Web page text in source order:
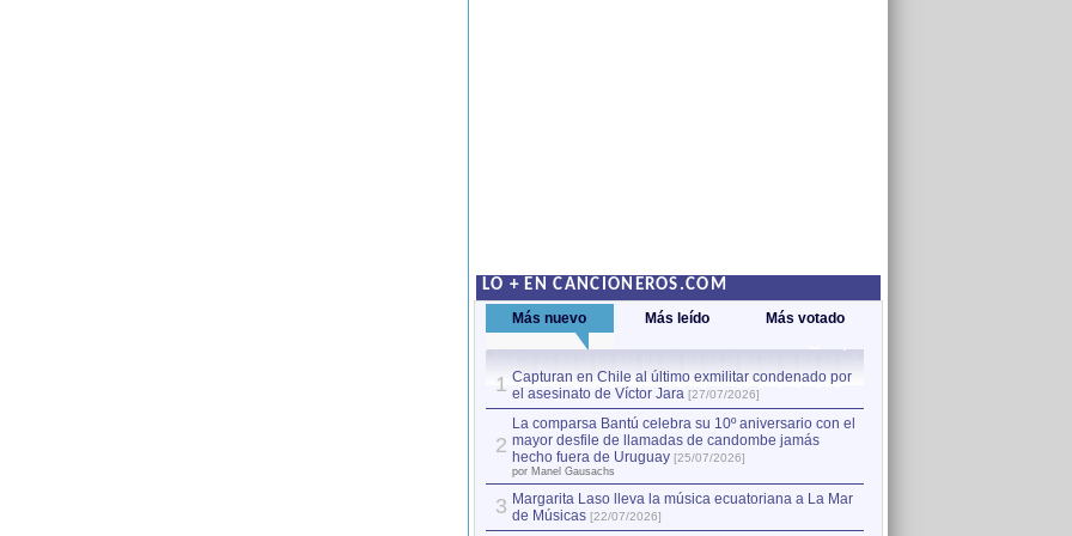
LO + EN CANCIONEROS.COM
Más nuevo Más leído Más votado
1 Capturan en Chile al último exmilitar condenado por
el asesinato de Víctor Jara [27/07/2026]
2
La comparsa Bantú celebra su 10º aniversario con el
mayor desfile de llamadas de candombe jamás
hecho fuera de Uruguay [25/07/2026]
por Manel Gausachs
3 Margarita Laso lleva la música ecuatoriana a La Mar
de Músicas [22/07/2026]